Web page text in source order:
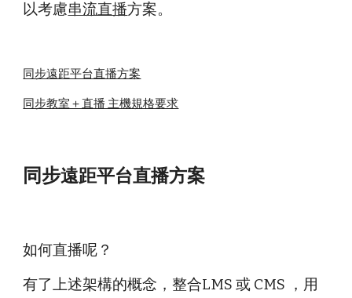
以考慮串流直播方案。
同步遠距平台直播方案
同步教室＋直播 主機規格要求
同步遠距平台直播方案
如何直播呢？
有了上述架構的概念，整合LMS 或 CMS ，用